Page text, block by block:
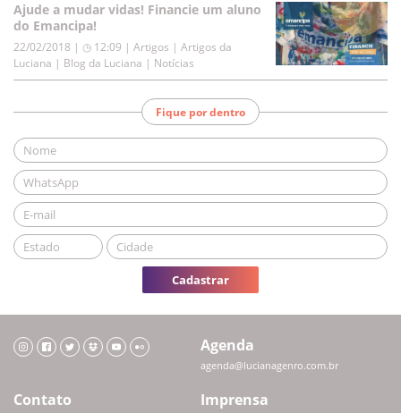
Ajude a mudar vidas! Financie um aluno
do Emancipa!
22/02/2018 | ◷ 12:09 | Artigos | Artigos da
Luciana | Blog da Luciana | Notícias
Fique por dentro
Cadastrar
Agenda
agenda@lucianagenro.com.br
Contato Imprensa